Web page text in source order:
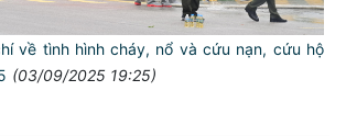
về tình hình cháy, nổ và cứu nạn, cứu hộ
(03/09/2025 19:25)
ĐỐI TRUNG THÀNH
phải